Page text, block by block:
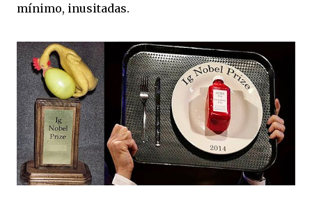
mínimo, inusitadas.